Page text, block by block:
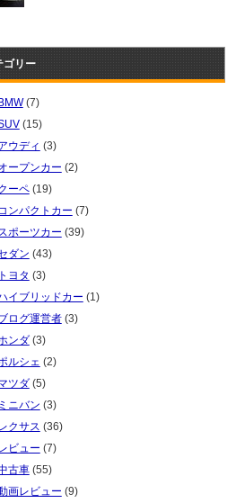
ゴリー
(7)
(15)
ウディ (3)
ープンカー (2)
ーペ(19)
ンパクトカー (7)
ポーツカー (39)
ダン (43)
ヨタ (3)
イブリッドカー (1)
ログ運営者(3)
ンダ(3)
ルシェ (2)
ツダ(5)
ニバン (3)
クサス (36)
ビュー (7)
古車(55)
画レビュー (9)